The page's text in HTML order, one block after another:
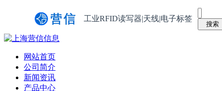
工业RFID读写器|天线|电子标签
网站首页
公司简介
新闻资讯
产品中心